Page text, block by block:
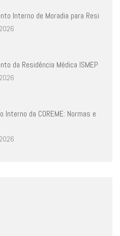
Interno de Moradia para Resi
da Residência Médica ISMEP
Interno da COREME: Normas e